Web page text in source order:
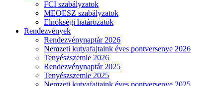
FCI szabályzatok
MEOESZ szabályzatok
Elnökségi határozatok
Rendezvények
Rendezvénynaptár 2026
Nemzeti kutyafajtaink éves pontversenye 2026
Tenyészszemle 2026
Rendezvénynaptár 2025
Tenyészszemle 2025
Nemzeti kutyafajtaink éves pontversenye 2025